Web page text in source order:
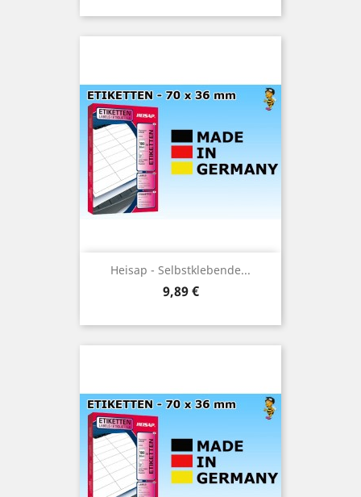
Heisap - Selbstklebende...
Preis
9,89 €